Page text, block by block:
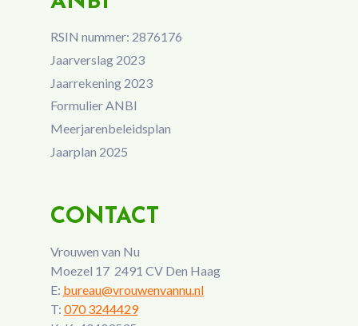
RSIN nummer: 2876176
Jaarverslag 2023
Jaarrekening 2023
Formulier ANBI
Meerjarenbeleidsplan
Jaarplan 2025
CONTACT
Vrouwen van Nu
Moezel 17 2491 CV Den Haag
E: bureau@vrouwenvannu.nl
T: 070 3244429